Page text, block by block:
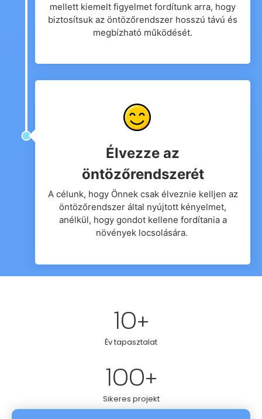
mellett kiemelt figyelmet fordítunk arra, hogy
biztosítsuk az öntözőrendszer hosszú távú és
megbízható működését.
Élvezze az
öntözőrendszerét
A célunk, hogy Önnek csak élveznie kelljen az
öntözőrendszer által nyújtott kényelmet,
anélkül, hogy gondot kellene fordítania a
növények locsolására.
Év tapasztalat
10+
Sikeres projekt
100+